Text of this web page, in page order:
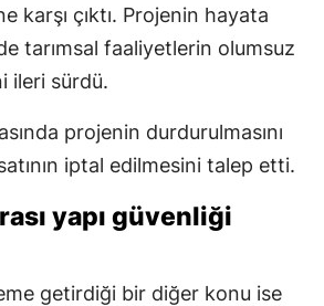
karşı çıktı. Projenin hayata
tarımsal faaliyetlerin olumsuz
ileri sürdü.
projenin durdurulmasını
iptal edilmesini talep etti.
yapı güvenliği
getirdiği bir diğer konu ise